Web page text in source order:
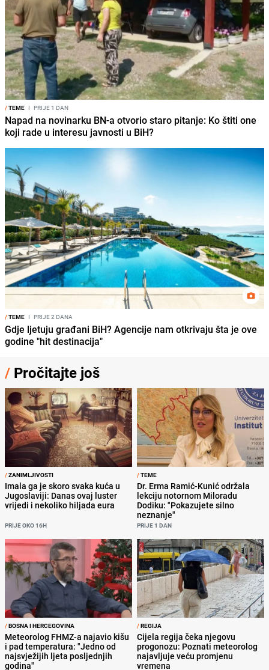
/TEME I PRIJE 1 DAN
Napad na novinarku BN-a otvorio staro pitanje: Ko štiti one
koji rade u interesu javnosti u BiH?
/TEME I PRIJE 2 DANA
Gdje ljetuju građani BiH? Agencije nam otkrivaju šta je ove
godine "hit destinacija"
/ Pročitajte još
/ZANIMLJIVOSTI
Imala ga je skoro svaka kuća u
Jugoslaviji: Danas ovaj luster
vrijedi i nekoliko hiljada eura
PRIJE OKO 16H
/TEME
Dr. Erma Ramić-Kunić održala
lekciju notornom Miloradu
Dodiku: "Pokazujete silno
neznanje"
PRIJE 1 DAN
/BOSNA I HERCEGOVINA
Meteorolog FHMZ-a najavio kišu
i pad temperatura: "Jedno od
najsvježijih ljeta posljednjih
godina"
/REGIJA
Cijela regija čeka njegovu
progonozu: Poznati meteorolog
najavljuje veću promjenu
vremena